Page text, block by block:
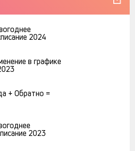
2024
в графике
+ Обратно =
2023